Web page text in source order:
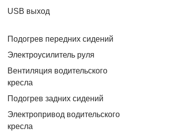
USB выход
Подогрев передних сидений
Электроусилитель руля
Вентиляция водительского
кресла
Подогрев задних сидений
Электропривод водительского
кресла